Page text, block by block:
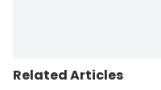
Related Articles